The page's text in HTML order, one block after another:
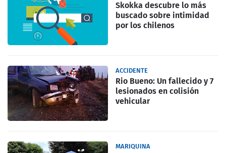
Skokka descubre lo más
buscado sobre intimidad
por los chilenos
ACCIDENTE
Rio Bueno: Un fallecido y 7
lesionados en colisión
vehicular
MARIQUINA